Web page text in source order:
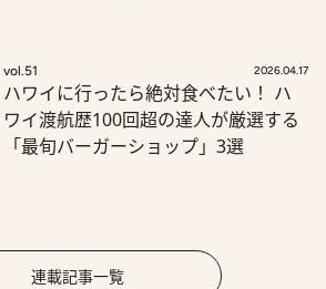
vol.51 2026.04.17
ハワイに行ったら絶対食べたい！ ハ
ワイ渡航歴100回超の達人が厳選する
「最旬バーガーショップ」3選
連載記事一覧